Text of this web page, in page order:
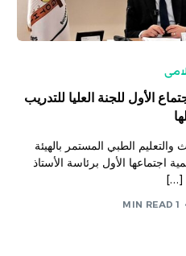
الأول للجنة العليا للتدريب
والتعليم الطبي المستمر بالهيئة
اجتماعها الأول برئاسة الأستاذ
[…]
1 MIN READ